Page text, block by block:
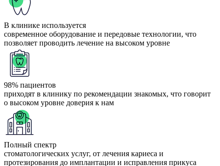
В клинике используется
современное оборудование и передовые технологии, что
позволяет проводить лечение на высоком уровне
98% пациентов
приходят в клинику по рекомендации знакомых, что говорит
о высоком уровне доверия к нам
Полный спектр
стоматологических услуг, от лечения кариеса и
протезирования до имплантации и исправления прикуса